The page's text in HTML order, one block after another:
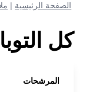
الصفحة الرئيسية
كل
المرشحات